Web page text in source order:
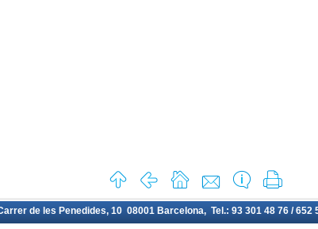
de les Penedides, 10 08001 Barcelona, Tel.: 93 301 48 76 / 652